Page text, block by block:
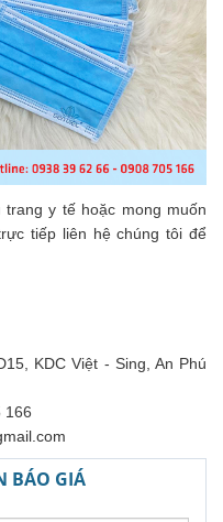
y tế hoặc mong muốn
tiếp liên hệ chúng tôi để
KDC Việt - Sing, An Phú
166
BÁO GIÁ